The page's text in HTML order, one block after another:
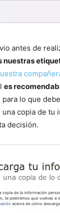
antes de
nuestras
es
para lo que
una copia de tu
decisión.